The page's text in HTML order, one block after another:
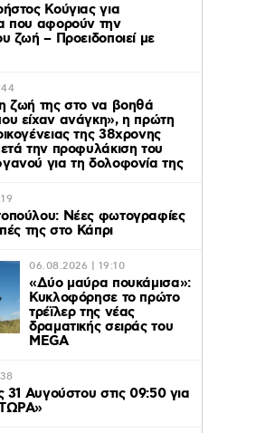
Κούγιας για
που αφορούν την
ζωή – Προειδοποιεί με
ζωή της στο να βοηθά
είχαν ανάγκη», η πρώτη
της 38χρονης
την προφυλάκιση του
για τη δολοφονία της
Νέες φωτογραφίες
της στο Κάπρι
06.08.2026 | 19:10
«Δύο μαύρα πουκάμισα»:
Κυκλοφόρησε το πρώτο
τρέϊλερ της νέας
δραματικής σειράς του
MEGA
31 Αυγούστου στις 09:50 για